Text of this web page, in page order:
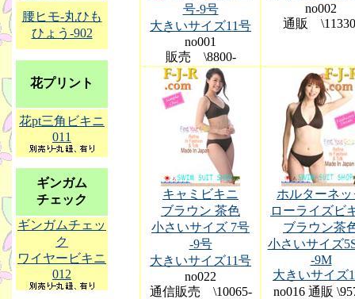
号-9号
大きいサイズ11号
no001
販売 \8800-
no002
通販
キャミビキニ
ブラウン 茶色
小さいサイズ 7号
-9号
大きいサイズ11号
no022
通信販売 \10065-
ホルターネッ
ローライズビ
ブラウン茶
小さいサイズ
-9M
大きいサイズ
no016 通販
腰ヒモ-丸ひも
ひょう-902
花プリント
花pt三角ビキニ
011
ギンガム
チェック
ギンガムチェッ
ク
ワイヤービキニ
012